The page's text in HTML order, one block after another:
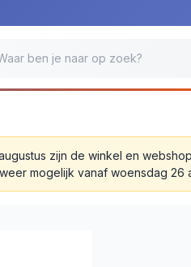
zijn de winkel en
mogelijk vanaf woensdag 26